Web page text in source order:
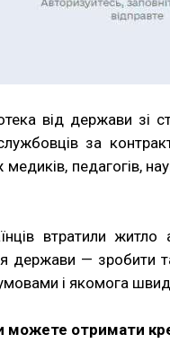
від держави зі
за
медиків, педагогів,
втратили
держави — зробити
і якомога
можете отримати